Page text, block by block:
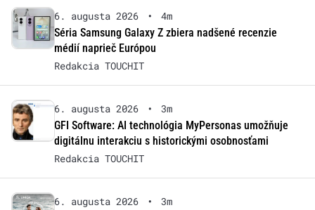
6. augusta 2026 •
4m
Séria Samsung Galaxy Z zbiera nadšené recenzie
médií naprieč Európou
Redakcia TOUCHIT
6. augusta 2026 •
3m
GFI Software: AI technológia MyPersonas umožňuje
digitálnu interakciu s historickými osobnosťami
Redakcia TOUCHIT
6. augusta 2026 •
3m